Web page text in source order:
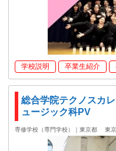
学校説明 卒業生紹介
総合学院テクノスカ
ュージック科PV
専修学校（専門学校）｜東京都 東